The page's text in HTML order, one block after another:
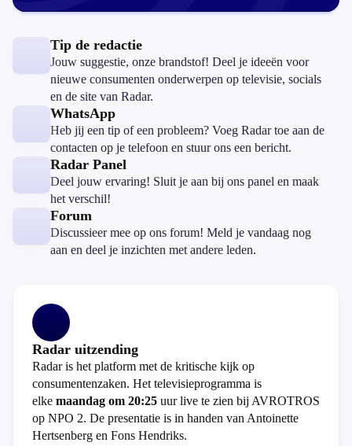
Tip de redactie
Jouw suggestie, onze brandstof! Deel je ideeën voor
nieuwe consumenten onderwerpen op televisie, socials
en de site van Radar.
WhatsApp
Heb jij een tip of een probleem? Voeg Radar toe aan de
contacten op je telefoon en stuur ons een bericht.
Radar Panel
Deel jouw ervaring! Sluit je aan bij ons panel en maak
het verschil!
Forum
Discussieer mee op ons forum! Meld je vandaag nog
aan en deel je inzichten met andere leden.
Radar uitzending
Radar is het platform met de kritische kijk op
consumentenzaken. Het televisieprogramma is
elke maandag om 20:25 uur live te zien bij AVROTROS
op NPO 2. De presentatie is in handen van Antoinette
Hertsenberg en Fons Hendriks.